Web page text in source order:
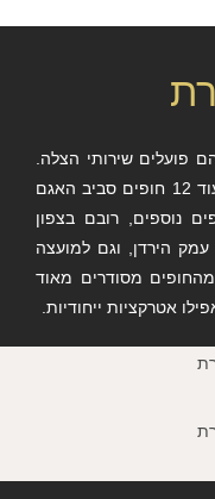
בהם פועלים שירותי הצלה.
11 מהם נמצאים לחופי העיר טבריה, בעוד 12 חופים סביב האגם
נוספים, רובם בצפון
עמק הירדן, וגם למועצה
מסודרים מאוד
אטרקציות ייחודיות.